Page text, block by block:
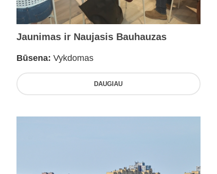
Jaunimas ir Naujasis Bauhauzas
Būsena: Vykdomas
DAUGIAU